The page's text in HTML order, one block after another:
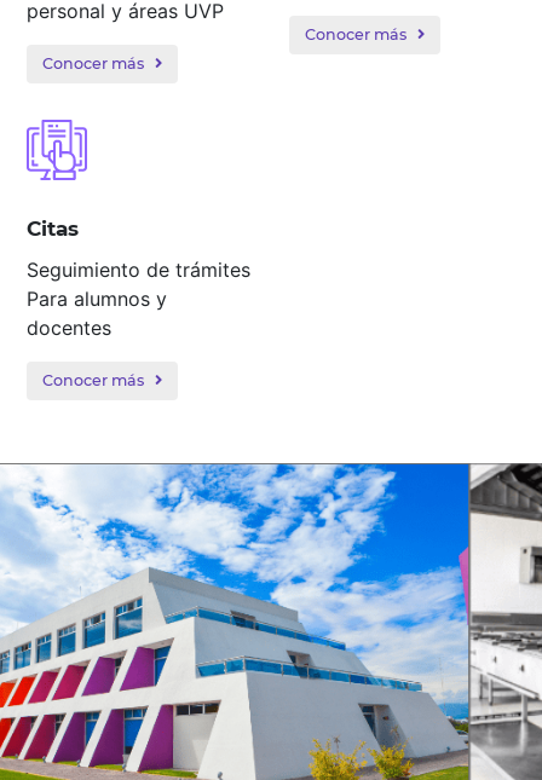
personal y áreas UVP
Conocer más
Conocer más
Citas
Seguimiento de trámites
Para alumnos y
docentes
Conocer más